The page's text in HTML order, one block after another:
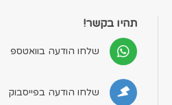
תהיו בקשר!
שלחו הודעה בוואטספ
שלחו הודעה בפייסבוק